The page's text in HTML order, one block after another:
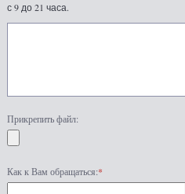
с 9 до 21 часа.
Прикрепить файл:
Как к Вам обращаться:*